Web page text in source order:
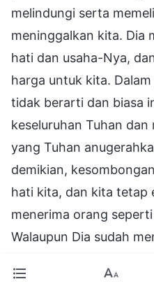
melindungi serta
meninggalkan kita. Dia
hati dan usaha-Nya,
harga untuk kita.
tidak berarti dan biasa
keseluruhan Tuhan
yang Tuhan
demikian,
hati kita, dan kita tetap
menerima orang
Walaupun Dia sudah
satu pun dari hal ini